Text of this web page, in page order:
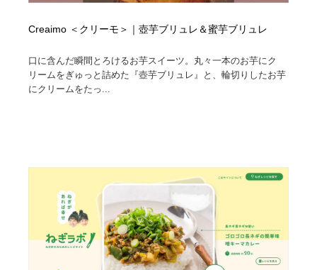
Creaimo ＜クリーモ＞｜壺芋ブリュレ＆蜜芋ブリュレ
口に含んだ瞬間とろけるお芋スイーツ。丸々一本のお芋にク
リームをぎゅっと詰めた『壺芋ブリュレ』と、輪切りしたお芋
にクリームをたっ...